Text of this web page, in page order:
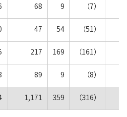
68 9 （7）
47 54 （51）
217 169 （161）
89 9 （8）
1,171 359 （316）